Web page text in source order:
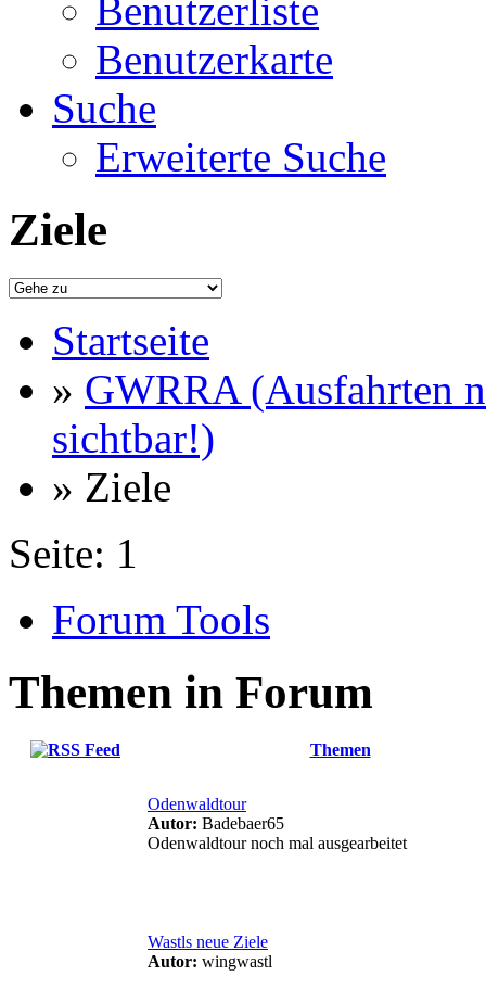
Benutzerliste
Benutzerkarte
Suche
Erweiterte Suche
Ziele
Startseite
» GWRRA (Ausfahrten
sichtbar!)
» Ziele
Seite: 1
Forum Tools
Themen in Forum
Themen
Odenwaldtour
Autor: Badebaer65
Odenwaldtour noch mal ausgearbeitet
Wastls neue Ziele
Autor: wingwastl